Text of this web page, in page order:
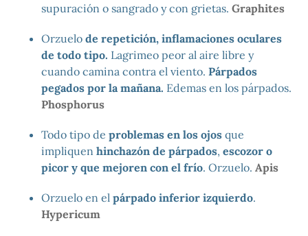
supuración o sangrado y con grietas. Graphites
Orzuelo de repetición, inflamaciones oculares
de todo tipo. Lagrimeo peor al aire libre y
cuando camina contra el viento. Párpados
pegados por la mañana. Edemas en los párpados.
Phosphorus
Todo tipo de problemas en los ojos que
impliquen hinchazón de párpados, escozor o
picor y que mejoren con el frío. Orzuelo. Apis
Orzuelo en el párpado inferior izquierdo.
Hypericum